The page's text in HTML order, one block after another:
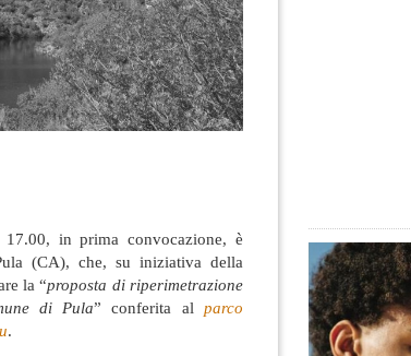
in prima convocazione, è
(CA), che, su iniziativa della
la “proposta di riperimetrazione
di Pula” conferita alparco
.